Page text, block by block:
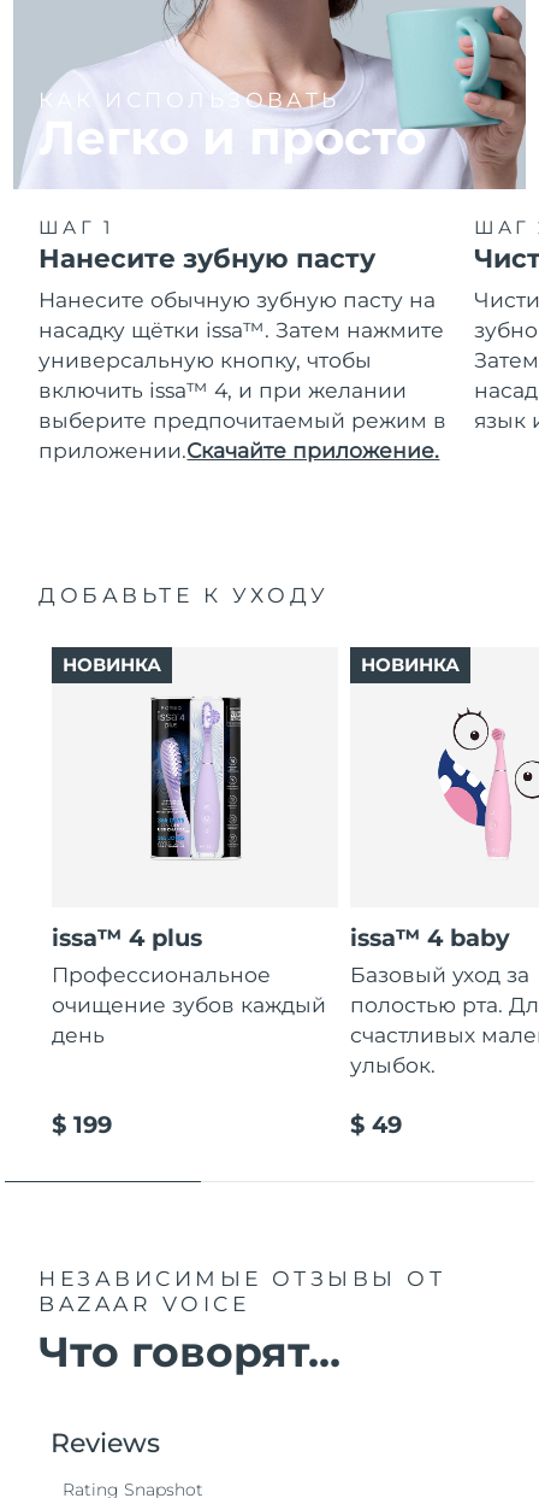
КАК ИСПОЛЬЗОВАТЬ
Легко и просто
ШАГ 1
Нанесите зубную пасту
Нанесите обычную зубную пасту на
насадку щётки issa™. Затем нажмите
универсальную кнопку, чтобы
включить issa™ 4, и при желании
выберите предпочитаемый режим в
приложении.Скачайте приложение.
ШАГ
язык
ДОБАВЬТЕ К УХОДУ
issa™ 4 plus
Профессиональное
очищение зубов каждый
день
$ 199
НОВИНКА
issa™ 4 baby
Базовый уход за
полостью рта.
счастливых
улыбок.
$ 49
НОВИНКА
НЕЗАВИСИМЫЕ ОТЗЫВЫ
ОТ
BAZAAR VOICE
Что говорят...